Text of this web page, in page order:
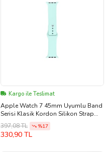
Kargo ile Teslimat
Apple Watch 7 45mm Uyumlu Band
Serisi Klasik Kordon Silikon Strap
Kayış (Zümrüt Yeşili)
397,08 TL %17
330,90 TL